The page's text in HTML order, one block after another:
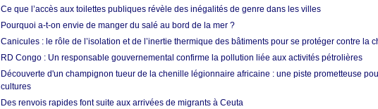
Ce que l’accès aux toilettes publiques révèle des inégalités de genre dans les villes
Pourquoi a-t-on envie de manger du salé au bord de la mer ?
Canicules : le rôle de l’isolation et de l’inertie thermique des bâtiments pour se protéger contre la
RD Congo : Un responsable gouvernemental confirme la pollution liée aux activités pétrolières
Découverte d'un champignon tueur de la chenille légionnaire africaine : une piste prometteuse
cultures
Des renvois rapides font suite aux arrivées de migrants à Ceuta